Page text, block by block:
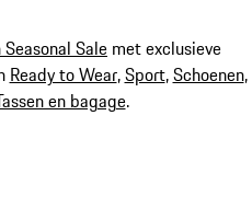
Sale met exclusieve
Ready to Wear,Sport,Schoenen,
en bagage.